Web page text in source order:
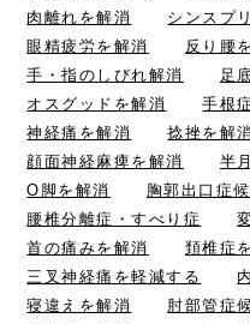
肉離れを解消
シンスプ
眼精疲労を解消
反り腰
手・指のしびれ解消
足
オスグッドを解消
手根
神経痛を解消
捻挫を解消
顔面神経麻痺を解消
半
O脚を解消
胸郭出口症
腰椎分離症・すべり症
首の痛みを解消
頚椎症
三叉神経痛を軽減する
寝違えを解消
肘部管症